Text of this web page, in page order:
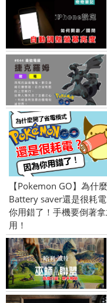
【Pokemon GO】為什
Battery saver還是很耗
你用錯了！手機要倒著
用！